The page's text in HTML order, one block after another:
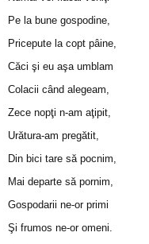
Pe la bune gospodine,
Pricepute la copt pâine,
Căci şi eu aşa umblam
Colacii când alegeam,
Zece nopţi n-am aţipit,
Urătura-am pregătit,
Din bici tare să pocnim,
Mai departe să pornim,
Gospodarii ne-or primi
Şi frumos ne-or omeni.